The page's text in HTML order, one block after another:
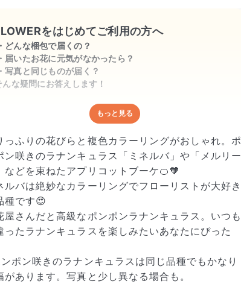
をはじめてご利用の方へ
どんな梱包で届くの？
届いたお花に元気がなかったら？
写真と同じものが届く？
んな疑問にお答えします！
どんな梱包で届くの？
荷前に水揚げ（花が水を吸いやすくなる処理）を施し、専用
ックスに丁寧に梱包してお届けしています。きゅっとまとめ
れて一見窮屈そうに見えますが、輸送中の衝撃による折れや
れを軽減する効果があります。
もっと見る
っふりの花びらと複色カラーリングがおしゃれ。ポ
ン咲きのラナンキュラス「ミネルバ」や「メルリー
などを束ねたアプリコットブーケ🍊🧡
ルバは絶妙なカラーリングでフローリストが大好き
種です😍
屋さんだと高級なポンポンラナンキュラス。いつも
ったラナンキュラスを楽しみたいあなたにぴった
ポン咲きのラナンキュラスは同じ品種でもかなり
があります。写真と少し異なる場合も。